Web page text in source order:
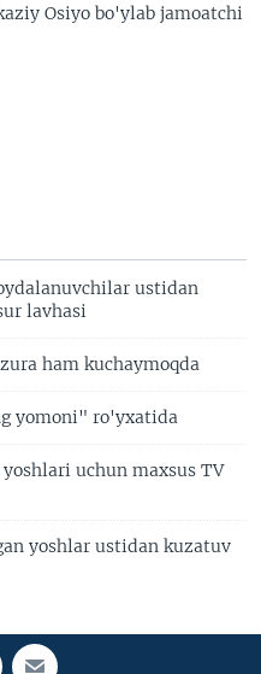
Osiyo bo'ylab jamoatchi
ustidan
lavhasi
ham kuchaymoqda
yomoni" ro'yxatida
uchun maxsus TV
yoshlar ustidan kuzatuv